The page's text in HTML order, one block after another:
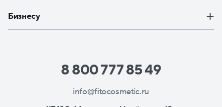
Бизнесу
8 800 777 85 49
info@fitocosmetic.ru